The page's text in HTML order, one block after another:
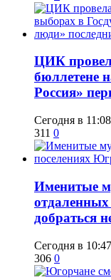
ЦИК
бюллетене
Россия»
Сегодня в 11:08
311 0
Именитые
добраться
Сегодня в 10:47
306 0